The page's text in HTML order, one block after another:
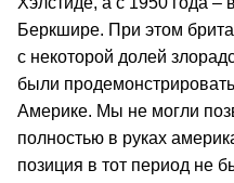
Беркшире. При этом
с некоторой долей
были
Америке. Мы не могли
полностью в руках
позиция в тот период не